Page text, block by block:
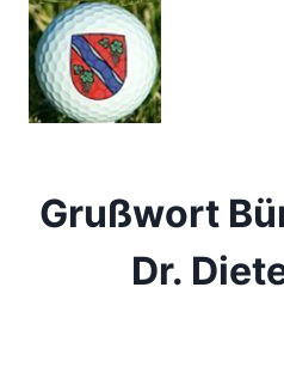
Zum
Inhalt
springen
Grußwort
Dr.